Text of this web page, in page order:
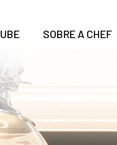
SOBRE A CHEF